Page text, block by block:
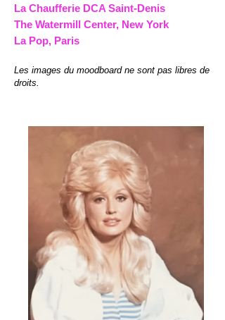
La Chaufferie DCA Saint-Denis
The Watermill Center, New York
La Pop, Paris
Les images du moodboard ne sont pas libres de
droits.